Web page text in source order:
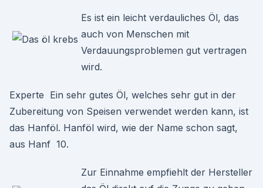
Es ist ein leicht verdauliches Öl, das
auch von Menschen mit
Verdauungsproblemen gut vertragen
wird.
Experte Ein sehr gutes Öl, welches sehr gut in der
Zubereitung von Speisen verwendet werden kann, ist
das Hanföl. Hanföl wird, wie der Name schon sagt,
aus Hanf 10.
Zur Einnahme empfiehlt der Hersteller